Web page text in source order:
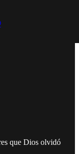
que Dios olvidó